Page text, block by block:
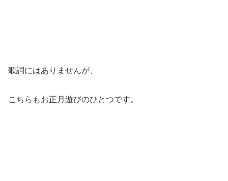
歌詞にはありませんが、
こちらもお正月遊びのひとつです。